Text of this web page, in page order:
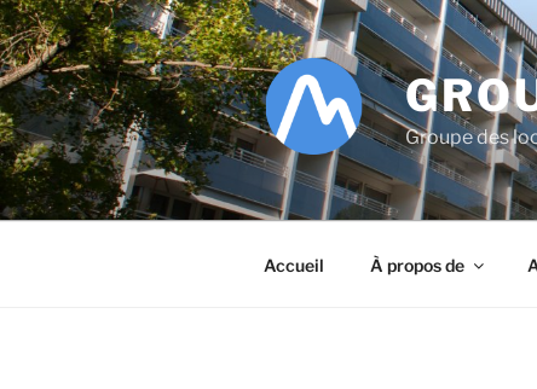
Aller
au
contenu
principal
Groupe des
Accueil À propos de